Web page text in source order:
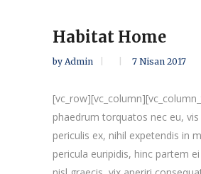
Habitat Home
by Admin 7 Nisan 2017
phaedrum torquatos nec eu,
periculis ex, nihil expetendis in
pericula euripidis, hinc partem